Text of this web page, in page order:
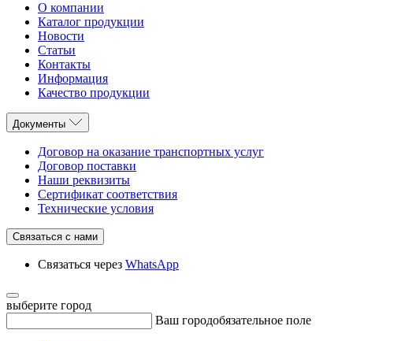
О компании
Каталог продукции
Новости
Статьи
Контакты
Информация
Качество продукции
Документы
Договор на оказание транспортных услуг
Договор поставки
Наши реквизиты
Сертификат соответствия
Технические условия
Связаться с нами
Связаться через WhatsApp
выберите город
Ваш городобязательное поле